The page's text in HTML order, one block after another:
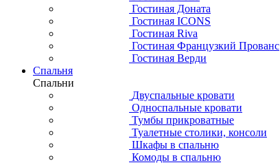
Гостиная Доната
Гостиная ICONS
Гостиная Riva
Гостиная Французкий Прованс
Гостиная Верди
Спальня
Спальни
Двуспальные кровати
Односпальные кровати
Тумбы прикроватные
Туалетные столики, консоли
Шкафы в спальню
Комоды в спальню